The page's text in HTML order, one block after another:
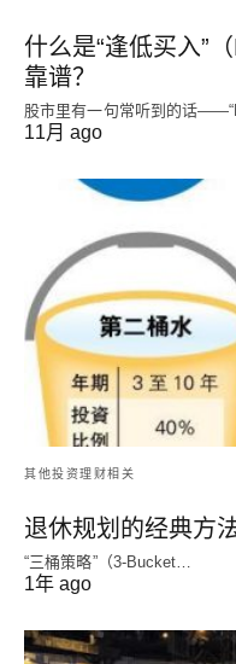
什么是“逢低买入”
靠谱？
股市里有一句常听到的话
11月 ago
其他投资理财相关
退休规划的经典方
“三桶策略”（3-Bucket…
1年 ago